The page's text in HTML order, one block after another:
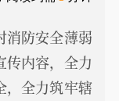
消防安全薄弱
传内容，全力
，全力筑牢辖